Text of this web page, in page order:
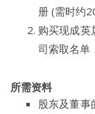
册 (需时约
购买现成英
司索取名单
所需资料
股东及董事